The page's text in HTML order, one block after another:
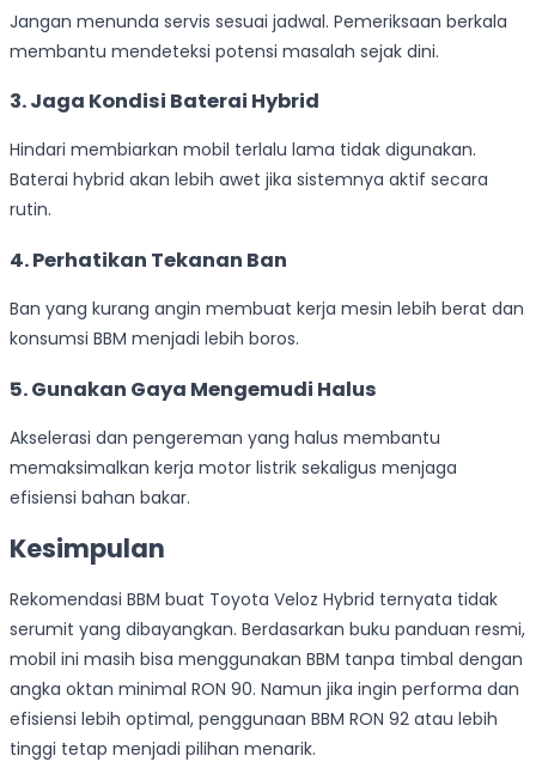
Jangan menunda servis sesuai jadwal. Pemeriksaan berkala
membantu mendeteksi potensi masalah sejak dini.
3. Jaga Kondisi Baterai Hybrid
Hindari membiarkan mobil terlalu lama tidak digunakan.
Baterai hybrid akan lebih awet jika sistemnya aktif secara
rutin.
4. Perhatikan Tekanan Ban
Ban yang kurang angin membuat kerja mesin lebih berat dan
konsumsi BBM menjadi lebih boros.
5. Gunakan Gaya Mengemudi Halus
Akselerasi dan pengereman yang halus membantu
memaksimalkan kerja motor listrik sekaligus menjaga
efisiensi bahan bakar.
Kesimpulan
Rekomendasi BBM buat Toyota Veloz Hybrid ternyata tidak
serumit yang dibayangkan. Berdasarkan buku panduan resmi,
mobil ini masih bisa menggunakan BBM tanpa timbal dengan
angka oktan minimal RON 90. Namun jika ingin performa dan
efisiensi lebih optimal, penggunaan BBM RON 92 atau lebih
tinggi tetap menjadi pilihan menarik.